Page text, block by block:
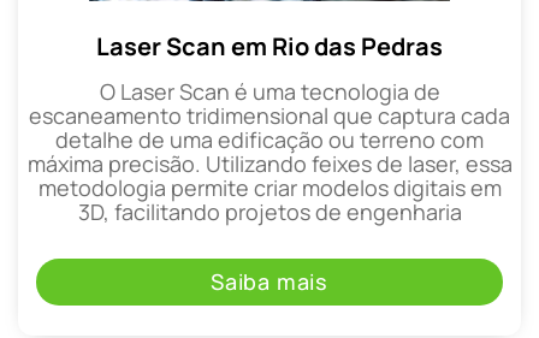
Laser Scan em Rio das Pedras
O Laser Scan é uma tecnologia de
escaneamento tridimensional que captura cada
detalhe de uma edificação ou terreno com
máxima precisão. Utilizando feixes de laser, essa
metodologia permite criar modelos digitais em
3D, facilitando projetos de engenharia
Saiba mais